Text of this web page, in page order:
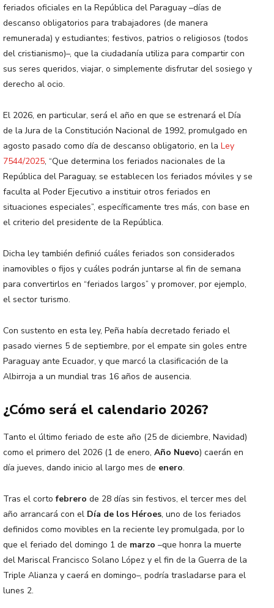
feriados oficiales en la República del Paraguay –días de
descanso obligatorios para trabajadores (de manera
remunerada) y estudiantes; festivos, patrios o religiosos (todos
del cristianismo)–, que la ciudadanía utiliza para compartir con
sus seres queridos, viajar, o simplemente disfrutar del sosiego y
derecho al ocio.
El 2026, en particular, será el año en que se estrenará el Día
de la Jura de la Constitución Nacional de 1992, promulgado en
agosto pasado como día de descanso obligatorio, en la Ley
7544/2025, “Que determina los feriados nacionales de la
República del Paraguay, se establecen los feriados móviles y se
faculta al Poder Ejecutivo a instituir otros feriados en
situaciones especiales”, específicamente tres más, con base en
el criterio del presidente de la República.
Dicha ley también definió cuáles feriados son considerados
inamovibles o fijos y cuáles podrán juntarse al fin de semana
para convertirlos en “feriados largos” y promover, por ejemplo,
el sector turismo.
Con sustento en esta ley, Peña había decretado feriado el
pasado viernes 5 de septiembre, por el empate sin goles entre
Paraguay ante Ecuador, y que marcó la clasificación de la
Albirroja a un mundial tras 16 años de ausencia.
¿Cómo será el calendario 2026?
Tanto el último feriado de este año (25 de diciembre, Navidad)
como el primero del 2026 (1 de enero, Año Nuevo) caerán en
día jueves, dando inicio al largo mes de enero.
Tras el cortofebrero de 28 días sin festivos, el tercer mes del
año arrancará con el Día de los Héroes, uno de los feriados
definidos como movibles en la reciente ley promulgada, por lo
que el feriado del domingo 1 de marzo –que honra la muerte
del Mariscal Francisco Solano López y el fin de la Guerra de la
Triple Alianza y caerá en domingo–, podría trasladarse para el
lunes 2.